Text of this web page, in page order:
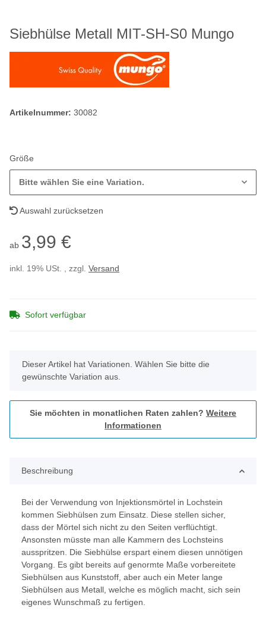
Siebhülse Metall MIT-SH-S0 Mungo
Artikelnummer: 30082
Größe
Bitte wählen Sie eine Variation.
Auswahl zurücksetzen
ab 3,99 €
inkl. 19% USt. , zzgl. Versand
Sofort verfügbar
x
Dieser Artikel hat Variationen. Wählen Sie bitte die
gewünschte Variation aus.
Sie möchten in monatlichen Raten zahlen? Weitere
Informationen
Beschreibung
Bei der Verwendung von Injektionsmörtel in Lochstein
kommen Siebhülsen zum Einsatz. Diese stellen sicher,
dass der Mörtel sich nicht zu den Seiten verflüchtigt.
Ansonsten müsste man alle Kammern des Lochsteins
ausspritzen. Die Siebhülse erspart einem diesen unnötigen
Vorgang. Es gibt bereits auf genormte Maße vorbereitete
Siebhülsen aus Kunststoff, aber auch ein Meter lange
Siebhülsen aus Metall, welche es möglich macht, sich sein
eigenes Wunschmaß zu fertigen.